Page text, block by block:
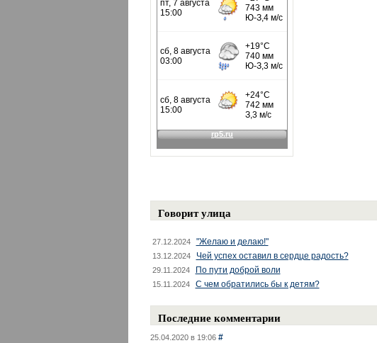
Говорит улица
27.12.2024 "Желаю и делаю!"
13.12.2024 Чей успех оставил в сердце радость?
29.11.2024 По пути доброй воли
15.11.2024 С чем обратились бы к детям?
Последние комментарии
25.04.2020 в 19:06 #